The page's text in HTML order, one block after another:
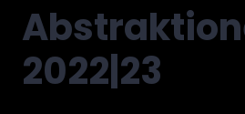
2022|23